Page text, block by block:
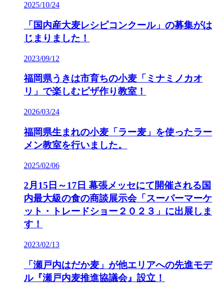
2025/10/24
「国内産大麦レシピコンクール」の募集がは
じまりました！
2023/09/12
福岡県うきは市育ちの小麦「ミナミノカオ
リ」で楽しむピザ作り教室！
2026/03/24
福岡県生まれの小麦「ラー麦」を使ったラー
メン教室を行いました。
2025/02/06
2月15日～17日 幕張メッセにて開催される国
内最大級の食の商談展示会「スーパーマーケ
ット・トレードショー２０２３」に出展しま
す！
2023/02/13
「瀬戸内はだか麦」が他エリアへの先進モデ
ル『瀬戸内麦推進協議会』設立！